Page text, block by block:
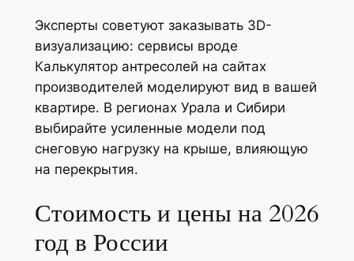
Эксперты советуют заказывать 3D-
визуализацию: сервисы вроде
Калькулятор антресолей на сайтах
производителей моделируют вид в вашей
квартире. В регионах Урала и Сибири
выбирайте усиленные модели под
снеговую нагрузку на крыше, влияющую
на перекрытия.
Стоимость и цены на 2026
год в России